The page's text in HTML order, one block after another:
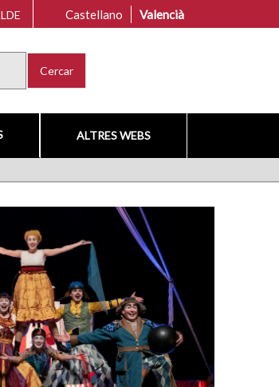
Castellano Valencià
ALTRES WEBS